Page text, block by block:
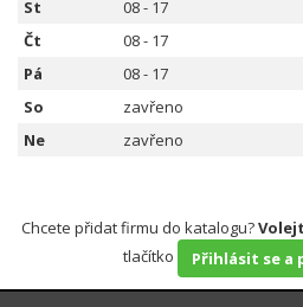
St
08 - 17
Čt
08 - 17
Pá
08 - 17
So
zavřeno
Ne
zavřeno
Chcete přidat firmu do katalogu?
tlačítko
Přihlásit se a